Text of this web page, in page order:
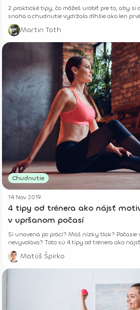
2 praktické tipy, čo môžeš urobiť pre to, aby si
snaha o chudnutie vydržala dlhšie ako len
Martin Toth
Chudnutie
14 Nov 2019
4 tipy od trénera ako nájsť
v upršanom počasí
Si unavená po práci? Máš nízky tlak?
nevyvoláva? Toto sú 4 tipy od trénera ako
Matúš Špirko